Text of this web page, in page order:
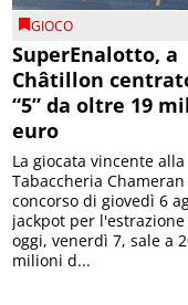
GIOCO
SuperEnalotto, a
Châtillon
“5” da oltre 19
euro
La giocata vincente alla
Tabaccheria
concorso di giovedì 6
jackpot per
oggi, venerdì 7, sale a
milioni d...